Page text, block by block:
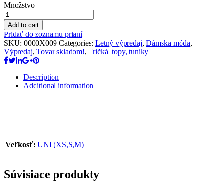
Množstvo
Add to cart
Pridať do zoznamu prianí
SKU: 0000X009 Categories: Letný výpredaj, Dámska móda,
Výpredaj, Tovar skladom!, Tričká, topy, tuniky
Description
Additional information
Veľkosť: UNI (XS,S,M)
Súvisiace produkty